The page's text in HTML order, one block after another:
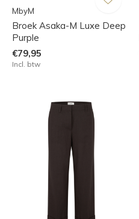
MbyM
Broek Asaka-M Luxe Deep
Purple
€79,95
Incl. btw